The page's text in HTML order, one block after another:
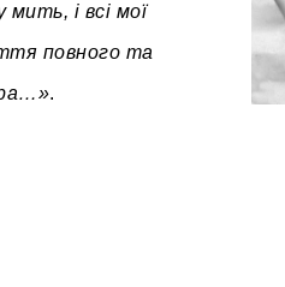
мить, і всі мої
повного та
.